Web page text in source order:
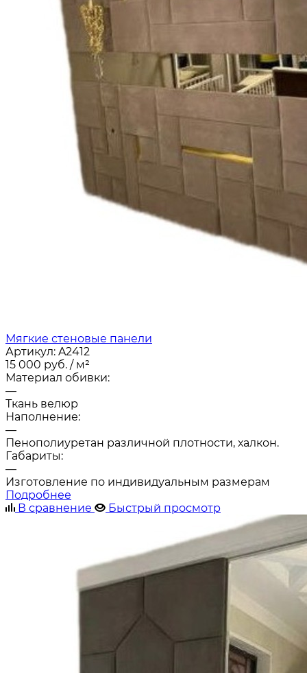
Мягкие стеновые панели
Артикул: A2412
15 000 руб. / м²
Материал обивки:
—
Ткань велюр
Наполнение:
—
Пенополиуретан различной плотности, халкон.
Габариты:
—
Изготовление по индивидуальным размерам
Подробнее
В сравнение
Быстрый просмотр